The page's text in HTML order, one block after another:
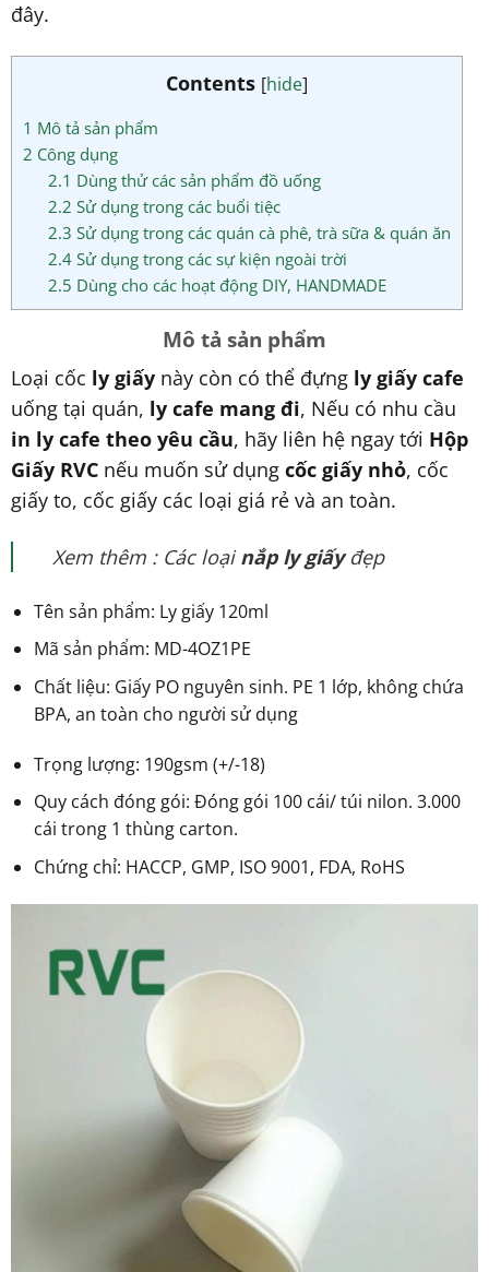
đây.
Contents [hide]
1 Mô tả sản phẩm
2 Công dụng
2.1 Dùng thử các sản phẩm đồ uống
2.2 Sử dụng trong các buổi tiệc
2.3 Sử dụng trong các quán cà phê, trà sữa & quán ăn
2.4Sử dụng trong các sự kiện ngoài trời
2.5 Dùng cho các hoạt động DIY, HANDMADE
Mô tả sản phẩm
Loại cốc ly giấynày còn có thể đựng ly giấy cafe
uống tại quán, ly cafe mang đi, Nếu có nhu cầu
in ly cafe theo yêu cầu, hãy liên hệ ngay tới Hộp
Giấy RVC nếu muốn sử dụng cốc giấy nhỏ, cốc
giấy to, cốc giấy các loại giá rẻ và an toàn.
Xem thêm : Các loạinắp ly giấyđẹp
Tên sản phẩm: Ly giấy 120ml
Mã sản phẩm: MD-4OZ1PE
Chất liệu: Giấy PO nguyên sinh. PE 1 lớp, không chứa
BPA, an toàn cho người sử dụng
Trọng lượng: 190gsm (+/-18)
Quy cách đóng gói: Đóng gói 100 cái/ túi nilon. 3.000
cái trong 1 thùng carton.
Chứng chỉ: HACCP, GMP, ISO 9001, FDA, RoHS